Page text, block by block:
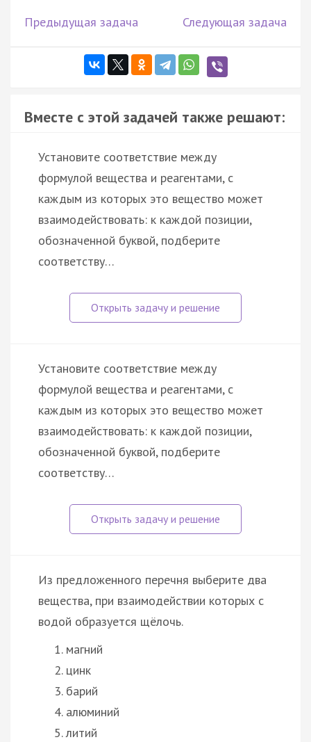
Предыдущая задача Следующая задача
Вместе с этой задачей также решают:
Установите соответствие между
формулой вещества и реагентами, с
каждым из которых это вещество может
взаимодействовать: к каждой позиции,
обозначенной буквой, подберите
соответству…
Установите соответствие между
формулой вещества и реагентами, с
каждым из которых это вещество может
взаимодействовать: к каждой позиции,
обозначенной буквой, подберите
соответству…
Из предложенного перечня выберите два
вещества, при взаимодействии которых с
водой образуется щёлочь.
магний
цинк
барий
алюминий
литий